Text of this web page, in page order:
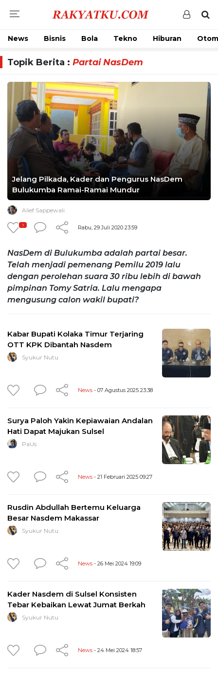
News Bisnis Bola Tekno Hiburan
Topik Berita : Partai NasDem
Jelang Pilkada, Kader dan Pengurus NasDem
Bulukumba Ramai-Ramai Mundur
Alief Sappewali
1 Rabu, 29 Juli 2020 23:59
NasDem di Bulukumba adalah partai besar.
Telah menjadi pemenang Pemilu 2019 lalu
dengan perolehan suara 30 ribu lebih di bawah
pimpinan Tomy Satria. Lalu mengapa
mengusung calon wakil bupati?
Kabar Bupati Kolaka Timur Terjaring
OTT KPK Dibantah Nasdem
Syukur Nutu
News - 07 Agustus 2025 23:38
Surya Paloh Yakin Kepiawaian Andalan
Hati Dapat Majukan Sulsel
PaUs
News - 21 Februari 2025 09:27
Rusdin Abdullah Bertemu Keluarga
Besar Nasdem Makassar
Syukur Nutu
News - 26 Mei 2024 19:09
Kader Nasdem di Sulsel Konsisten
Tebar Kebaikan Lewat Jumat Berkah
Syukur Nutu
News - 24 Mei 2024 18:57